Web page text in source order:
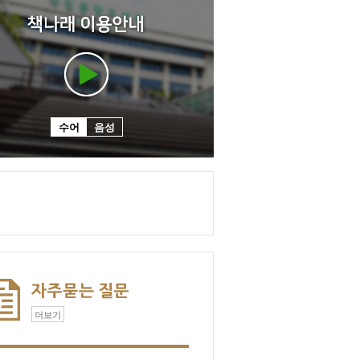
수어 음성
더보기